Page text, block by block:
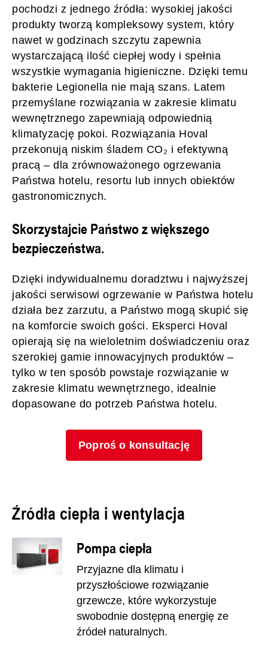
pochodzi z jednego źródła: wysokiej jakości
produkty tworzą kompleksowy system, który
nawet w godzinach szczytu zapewnia
wystarczającą ilość ciepłej wody i spełnia
wszystkie wymagania higieniczne. Dzięki temu
bakterie Legionella nie mają szans. Latem
przemyślane rozwiązania w zakresie klimatu
wewnętrznego zapewniają odpowiednią
klimatyzację pokoi. Rozwiązania Hoval
przekonują niskim śladem CO₂ i efektywną
pracą – dla zrównoważonego ogrzewania
Państwa hotelu, resortu lub innych obiektów
gastronomicznych.
Skorzystajcie Państwo z większego
bezpieczeństwa.
Dzięki indywidualnemu doradztwu i najwyższej
jakości serwisowi ogrzewanie w Państwa hotelu
działa bez zarzutu, a Państwo mogą skupić się
na komforcie swoich gości. Eksperci Hoval
opierają się na wieloletnim doświadczeniu oraz
szerokiej gamie innowacyjnych produktów –
tylko w ten sposób powstaje rozwiązanie w
zakresie klimatu wewnętrznego, idealnie
dopasowane do potrzeb Państwa hotelu.
Poproś o konsultację
Źródła ciepła i wentylacja
Pompa ciepła
Przyjazne dla klimatu i
przyszłościowe rozwiązanie
grzewcze, które wykorzystuje
swobodnie dostępną energię ze
źródeł naturalnych.